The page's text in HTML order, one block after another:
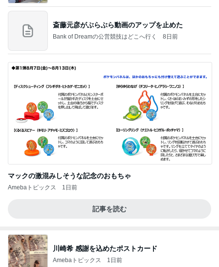
斎藤元彦がぶらぶら動画のアップを止めた
Bank of Dreamの公営競技はどこへ行く 8日前
マックの激混みしそうな記念のおもちゃ
Amebaトピックス 1日前
記事を読む
川崎希 感謝を込めたポストカード
Amebaトピックス 1日前